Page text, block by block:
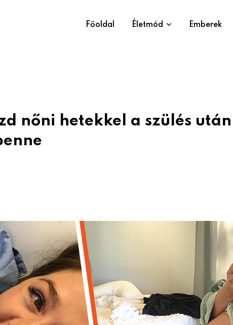
Főoldal Életmód Emberek
nőni hetekkel a szülés